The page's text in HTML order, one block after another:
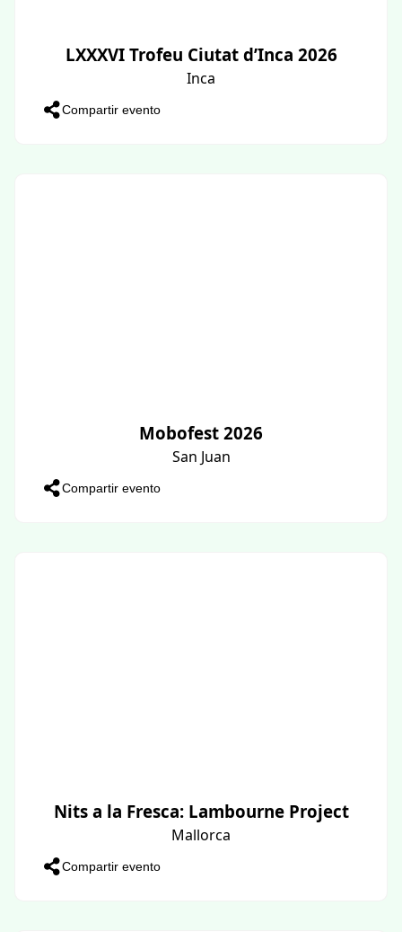
LXXXVI Trofeu Ciutat d’Inca 2026
Inca
Compartir evento
Mobofest 2026
San Juan
Compartir evento
Nits a la Fresca: Lambourne Project
Mallorca
Compartir evento